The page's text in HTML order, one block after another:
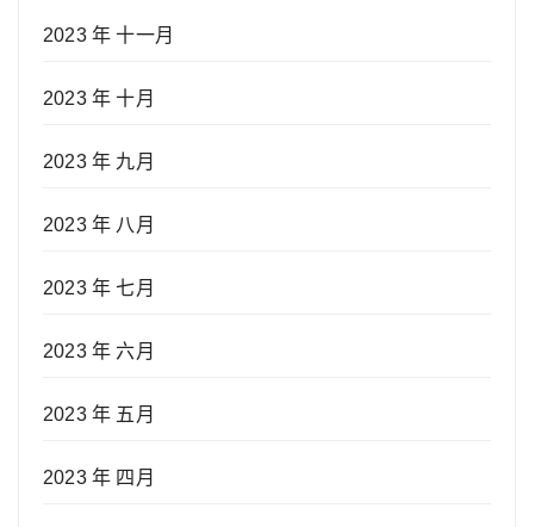
2023 年 十一月
2023 年 十月
2023 年 九月
2023 年 八月
2023 年 七月
2023 年 六月
2023 年 五月
2023 年 四月